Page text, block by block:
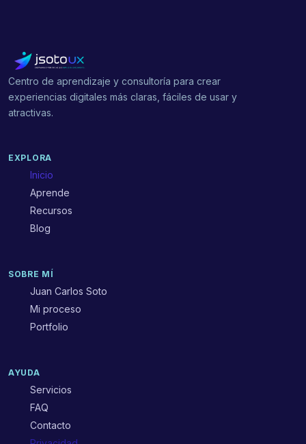
Centro de aprendizaje y consultoría para crear
experiencias digitales más claras, fáciles de usar y
atractivas.
EXPLORA
Inicio
Aprende
Recursos
Blog
SOBRE MÍ
Juan Carlos Soto
Mi proceso
Portfolio
AYUDA
Servicios
FAQ
Contacto